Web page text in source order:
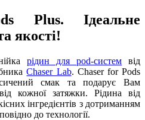
Plus. Ідеальне
якості!
рідин для pod-систем від
Chaser Lab. Chaser for Pods
смак та подарує Вам
кожної затяжки. Рідина від
інгредієнтів з дотриманням
до технології.